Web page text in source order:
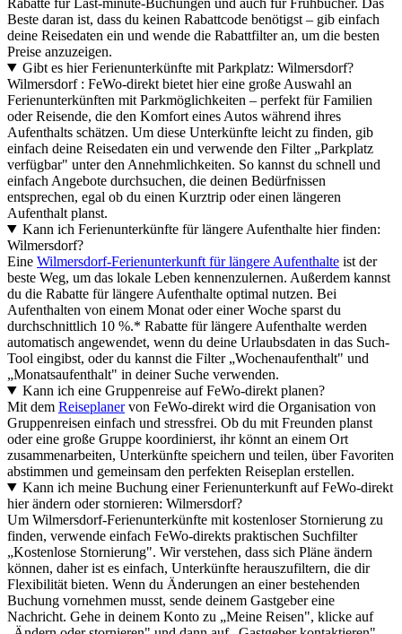
Beste daran ist, dass du keinen Rabattcode benötigst – gib einfach
deine Reisedaten ein und wende die Rabattfilter an, um die besten
Preise anzuzeigen.
Gibt es hier Ferienunterkünfte mit Parkplatz: Wilmersdorf?
Wilmersdorf : FeWo-direkt bietet hier eine große Auswahl an
Ferienunterkünften mit Parkmöglichkeiten – perfekt für Familien
oder Reisende, die den Komfort eines Autos während ihres
Aufenthalts schätzen. Um diese Unterkünfte leicht zu finden, gib
einfach deine Reisedaten ein und verwende den Filter „Parkplatz
verfügbar" unter den Annehmlichkeiten. So kannst du schnell und
einfach Angebote durchsuchen, die deinen Bedürfnissen
entsprechen, egal ob du einen Kurztrip oder einen längeren
Aufenthalt planst.
Kann ich Ferienunterkünfte für längere Aufenthalte hier finden:
Wilmersdorf?
Eine Wilmersdorf-Ferienunterkunft für längere Aufenthalte ist der
beste Weg, um das lokale Leben kennenzulernen. Außerdem kannst
du die Rabatte für längere Aufenthalte optimal nutzen. Bei
Aufenthalten von einem Monat oder einer Woche sparst du
durchschnittlich 10 %.* Rabatte für längere Aufenthalte werden
automatisch angewendet, wenn du deine Urlaubsdaten in das Such-
Tool eingibst, oder du kannst die Filter „Wochenaufenthalt" und
„Monatsaufenthalt" in deiner Suche verwenden.
Kann ich eine Gruppenreise auf FeWo-direkt planen?
Mit dem Reiseplanervon FeWo-direkt wird die Organisation von
Gruppenreisen einfach und stressfrei. Ob du mit Freunden planst
oder eine große Gruppe koordinierst, ihr könnt an einem Ort
zusammenarbeiten, Unterkünfte speichern und teilen, über Favoriten
abstimmen und gemeinsam den perfekten Reiseplan erstellen.
Kann ich meine Buchung einer Ferienunterkunft auf FeWo-direkt
hier ändern oder stornieren: Wilmersdorf?
Um Wilmersdorf-Ferienunterkünfte mit kostenloser Stornierung zu
finden, verwende einfach FeWo-direkts praktischen Suchfilter
„Kostenlose Stornierung". Wir verstehen, dass sich Pläne ändern
können, daher ist es einfach, Unterkünfte herauszufiltern, die dir
Flexibilität bieten. Wenn du Änderungen an einer bestehenden
Buchung vornehmen musst, sende deinem Gastgeber eine
Nachricht. Gehe in deinem Konto zu „Meine Reisen", klicke auf